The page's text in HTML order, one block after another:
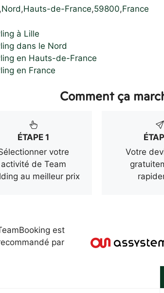
,Nord,Hauts-de-France,59800,France
à Lille
dans le Nord
en Hauts-de-France
en France
Comment ça
ÉTAPE 1
votre
activité de Team
au meilleur prix
Votre
est
par